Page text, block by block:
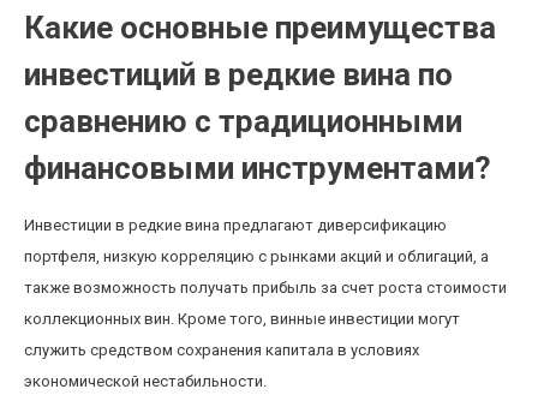
Какие основные преимущества
инвестиций в редкие вина по
сравнению с традиционными
финансовыми инструментами?
Инвестиции в редкие вина предлагают диверсификацию
портфеля, низкую корреляцию с рынками акций и облигаций, а
также возможность получать прибыль за счет роста стоимости
коллекционных вин. Кроме того, винные инвестиции могут
служить средством сохранения капитала в условиях
экономической нестабильности.